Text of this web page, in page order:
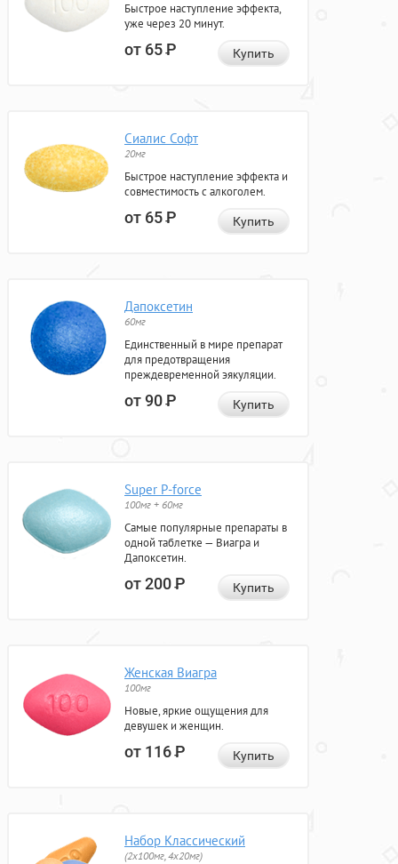
Быстрое наступление эффекта,
уже через 20 минут.
от 65Р Купить
Сиалис Софт
20мг
Быстрое наступление эффекта и
совместимость с алкоголем.
от 65Р Купить
Дапоксетин
60мг
Единственный в мире препарат
для предотвращения
преждевременной эякуляции.
от 90Р Купить
Super P-force
100мг + 60мг
Самые популярные препараты в
одной таблетке — Виагра и
Дапоксетин.
от 200Р Купить
Женская Виагра
100мг
Новые, яркие ощущения для
девушек и женщин.
от 116Р Купить
Набор Классический
(2x100мг, 4x20мг)